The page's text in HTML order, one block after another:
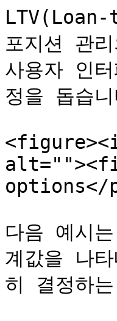
포지션 관
사용자 인
정을 돕습
options</
다음 예시
계값을 나
히 결정하